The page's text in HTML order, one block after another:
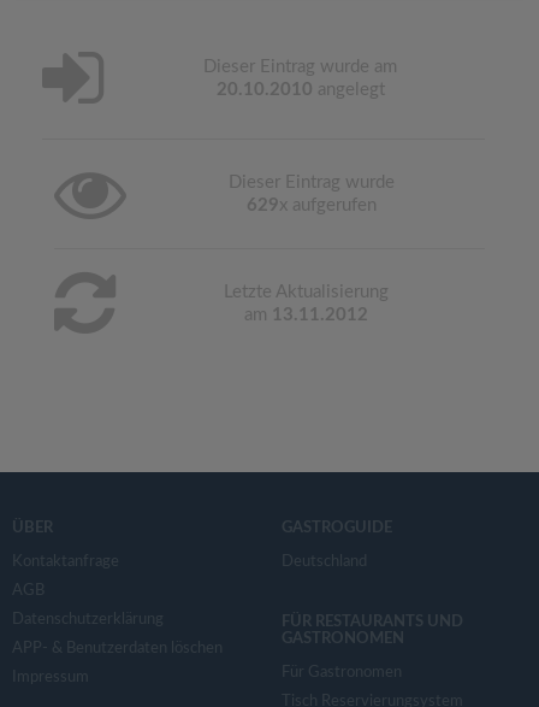
Dieser Eintrag wurde am
20.10.2010 angelegt
Dieser Eintrag wurde
629x aufgerufen
Letzte Aktualisierung
am 13.11.2012
ÜBER
Kontaktanfrage
AGB
Datenschutzerklärung
APP- & Benutzerdaten löschen
Impressum
GASTROGUIDE
Deutschland
FÜR RESTAURANTS UND
GASTRONOMEN
Für Gastronomen
Tisch Reservierungsystem